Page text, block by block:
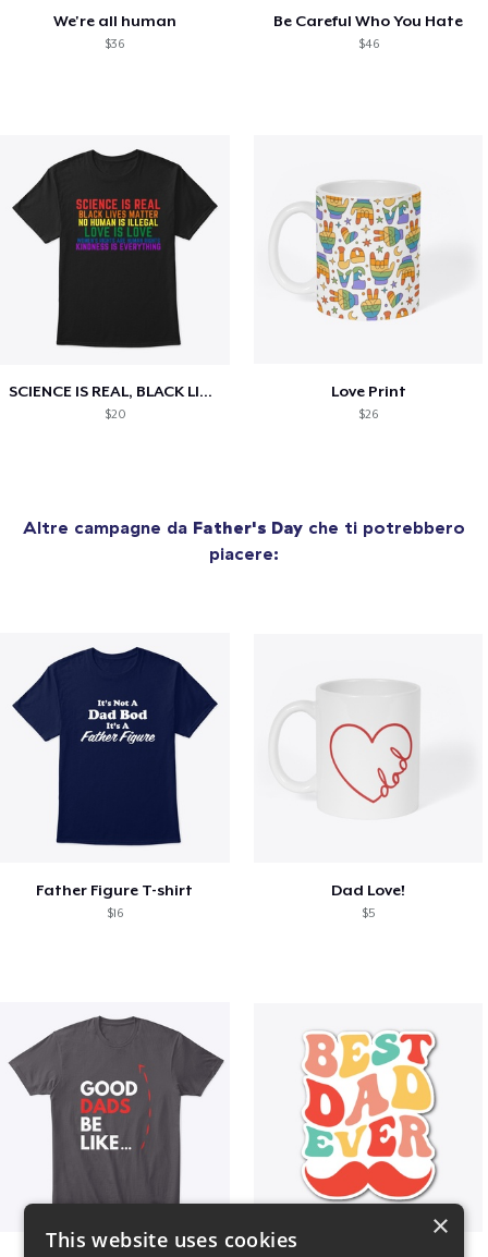
We're all human
$36
Be Careful Who You Hate
$46
SCIENCE IS REAL, BLACK LIVES MATTER
$20
Love Print
$26
Altre campagne da Father's Day che ti potrebbero
piacere:
Father Figure T-shirt
$16
Dad Love!
$5
×
This website uses cookies